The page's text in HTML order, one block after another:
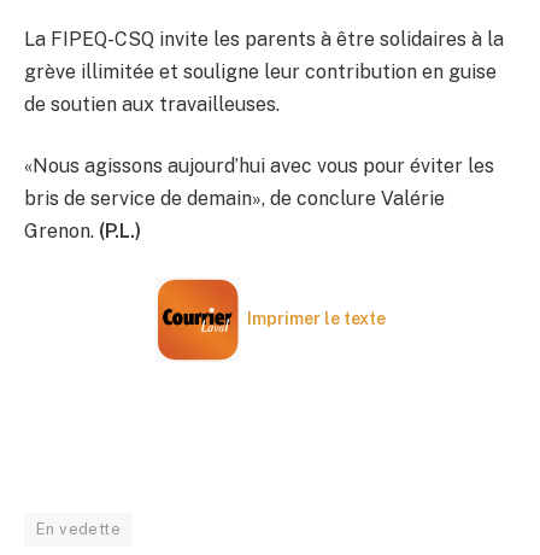
La FIPEQ-CSQ invite les parents à être solidaires à la
grève illimitée et souligne leur contribution en guise
de soutien aux travailleuses.
«Nous agissons aujourd’hui avec vous pour éviter les
bris de service de demain», de conclure Valérie
Grenon. (P.L.)
Imprimer le texte
En vedette